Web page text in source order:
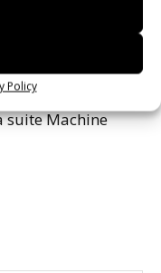
Policy
PoE
i compilatori
suite Machine